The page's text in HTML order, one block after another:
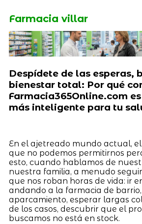
Farmacia villar
Despídete de las esperas,
bienestar total: Por qué
Farmacia365Online.com
más inteligente para tu
En el ajetreado mundo actual,
que no podemos permitirnos
esto, cuando hablamos de
nuestra familia, a menudo
que nos roban horas de vida: ir
andando a la farmacia de
aparcamiento, esperar largas
de los casos, descubrir que el
buscamos no está en stock.